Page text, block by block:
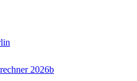
2026b